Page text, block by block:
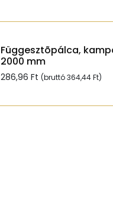
Függesztõpálca,
2000 mm
286,96 Ft (bruttó364,44Ft)